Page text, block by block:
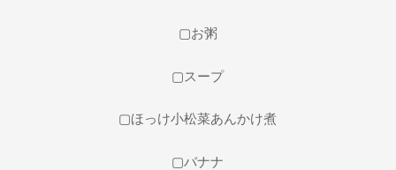
▢お粥
▢スープ
▢ほっけ小松菜あんかけ煮
▢バナナ